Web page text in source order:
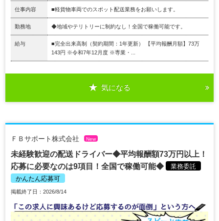
仕事内容 ■軽貨物車両でのスポット配送業務をお願いします。
勤務地 ◆地域やテリトリーに制約なし！全国で稼働可能です。
給与
■完全出来高制（契約期間：1年更新） 【平均報酬月額】73万
143円 ※令和7年12月度 ※専業・...
気になる
ＦＢサポート株式会社 New
未経験歓迎の配送ドライバー◆平均報酬額73万円以上！
応募に必要なのは9項目！全国で稼働可能◆
業務委託
かんたん応募可
掲載終了日：2026/8/14